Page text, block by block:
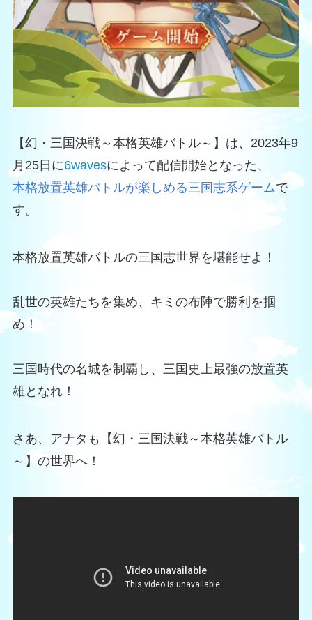
【幻・三国決戦～本格英雄バトル～】は、2023年9
月25日に6wavesによって配信開始となった、
本格放置英雄バトルが楽しめる三国志系ゲームで
す。
本格放置英雄バトルの三国志世界を堪能せよ！
乱世の英雄たちを集め、キミの布陣で勝利を掴
め！
三国時代の名城を制覇し、三国史上最強の放置英
雄となれ！
さあ、アナタも【幻・三国決戦～本格英雄バトル
～】の世界へ！